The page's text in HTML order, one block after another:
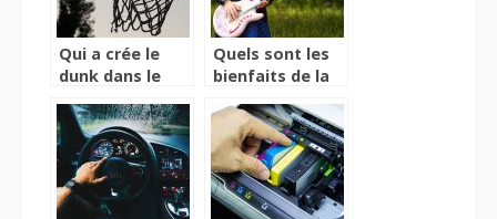
Qui a crée le
dunk dans le
Quels sont les
bienfaits de la
les enfants ?